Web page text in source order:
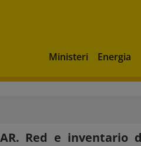
Ministeri Energia
Red e